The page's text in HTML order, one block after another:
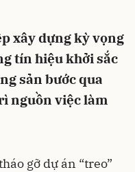
xây dựng kỳ vọng
tín hiệu khởi sắc
sản bước qua
nguồn việc làm
gỡ dự án “treo”
Hủy